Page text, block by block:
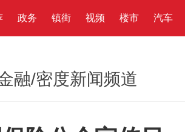
政务 镇街 视频 楼市 汽车
融/密度新闻频道